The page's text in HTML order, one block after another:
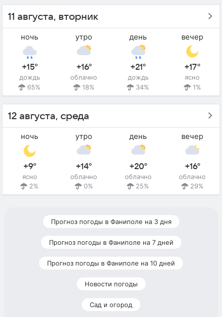
11 августа, вторник
ночь
+15°
дождь
65%
утро
+16°
облачно
18%
день
+21°
дождь
34%
вечер
+17°
ясно
1%
12 августа, среда
ночь
+9°
ясно
2%
утро
+14°
облачно
0%
день
+20°
облачно
25%
вечер
+16°
облачно
29%
Прогноз погоды в Фаниполе на 3 дня
Прогноз погоды в Фаниполе на 7 дней
Прогноз погоды в Фаниполе на 10 дней
Новости погоды
Сад и огород